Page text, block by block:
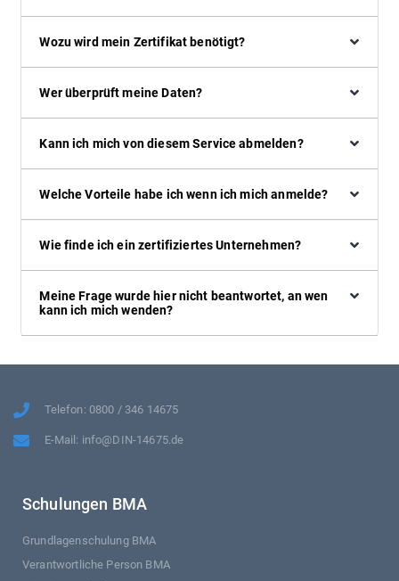
Wozu wird mein Zertifikat benötigt?
Wer überprüft meine Daten?
Kann ich mich von diesem Service abmelden?
Welche Vorteile habe ich wenn ich mich anmelde?
Wie finde ich ein zertifiziertes Unternehmen?
Meine Frage wurde hier nicht beantwortet, an wen
kann ich mich wenden?
Telefon: 0800 / 346 14675
E-Mail: info@DIN-14675.de
Schulungen BMA
Grundlagenschulung BMA
Verantwortliche Person BMA